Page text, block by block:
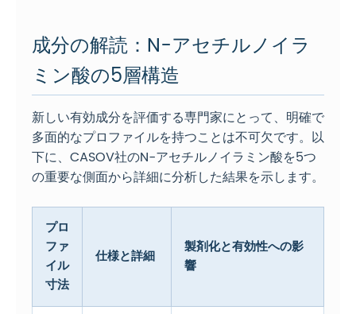
成分の解読：N-アセチルノイラ
ミン酸の5層構造
新しい有効成分を評価する専門家にとって、明確で
多面的なプロファイルを持つことは不可欠です。以
下に、CASOV社のN-アセチルノイラミン酸を5つ
の重要な側面から詳細に分析した結果を示します。
プロ
ファ
イル
寸法
仕様と詳細
製剤化と有効性への影
響